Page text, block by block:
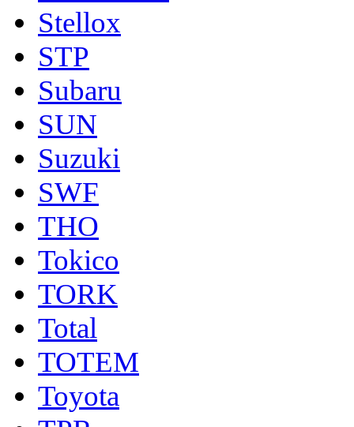
Stellox
STP
Subaru
SUN
Suzuki
SWF
THO
Tokico
TORK
Total
TOTEM
Toyota